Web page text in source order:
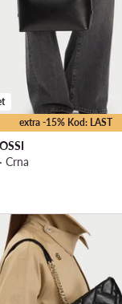
extra -15% Kod: LAST
Crna